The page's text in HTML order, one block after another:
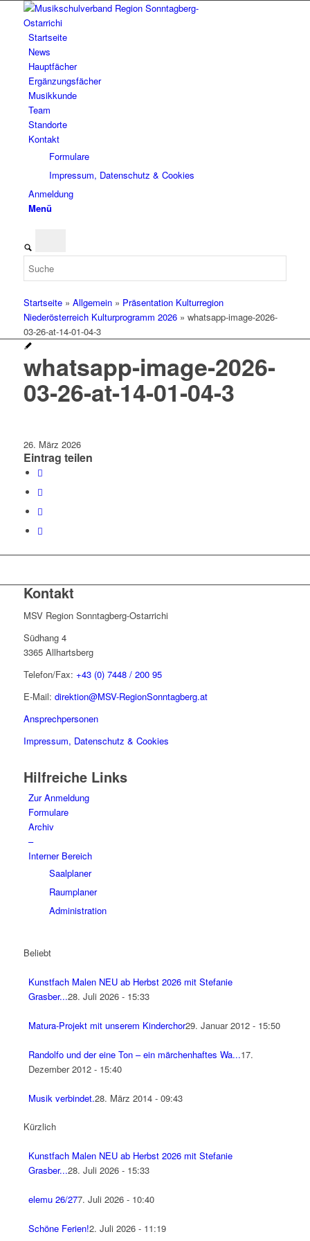
Startseite
News
Hauptfächer
Ergänzungsfächer
Musikkunde
Team
Standorte
Kontakt
Formulare
Impressum, Datenschutz & Cookies
Anmeldung
Menü
Startseite» Allgemein» Präsentation Kulturregion
Niederösterreich Kulturprogramm 2026» whatsapp-image-2026-
03-26-at-14-01-04-3
whatsapp-image-2026-
03-26-at-14-01-04-3
26. März 2026
Eintrag teilen
Kontakt
MSV Region Sonntagberg-Ostarrichi
Südhang 4
3365 Allhartsberg
Telefon/Fax: +43 (0) 7448 / 200 95
E-Mail: direktion@MSV-RegionSonntagberg.at
Ansprechpersonen
Impressum, Datenschutz & Cookies
Hilfreiche Links
Zur Anmeldung
Formulare
Archiv
–
Interner Bereich
Saalplaner
Raumplaner
Administration
Beliebt
Kunstfach Malen NEU ab Herbst 2026 mit Stefanie
Grasber...28. Juli 2026 - 15:33
Matura-Projekt mit unserem Kinderchor29. Januar 2012 - 15:50
Randolfo und der eine Ton – ein märchenhaftes Wa...17.
Dezember 2012 - 15:40
Musik verbindet.28. März 2014 - 09:43
Kürzlich
Kunstfach Malen NEU ab Herbst 2026 mit Stefanie
Grasber...28. Juli 2026 - 15:33
elemu 26/277. Juli 2026 - 10:40
Schöne Ferien!2. Juli 2026 - 11:19